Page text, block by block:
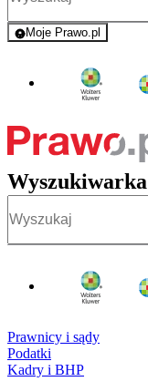
Moje Prawo.pl
- rejestracja i
Wyszukiwarka
Prawnicy i sądy
Podatki
Kadry i BHP